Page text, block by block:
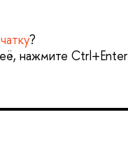
?
нажмите